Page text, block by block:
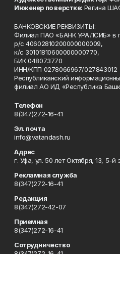
Инженер по верстке: Регина
БАНКОВСКИЕ РЕКВИЗИТЫ:
Филиал ПАО «БАНК УРАЛСИБ» в
р/с 40602810200000000009,
к/с 30101810600000000770,
БИК 048073770
ИНН/КПП 0278066967/027843012
Республиканский
филиал АО ИД «Республика
Телефон
8(347)272-16-41
Эл. почта
info@vatandash.ru
Адрес
г. Уфа, ул. 50 лет Октября, 13, 5-й
Рекламная служба
8(347)272-16-41
Редакция
8(347)272-42-07
Приемная
8(347)272-16-41
Сотрудничество
8(347)272-16-41